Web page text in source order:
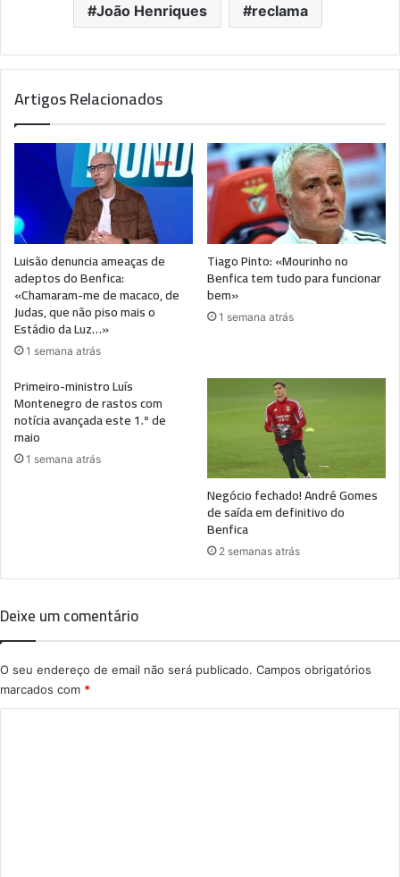
João Henriques reclama
Artigos Relacionados
Luisão denuncia ameaças de
adeptos do Benfica:
«Chamaram-me de macaco, de
Judas, que não piso mais o
Estádio da Luz…»
1 semana atrás
Tiago Pinto: «Mourinho no
Benfica tem tudo para funcionar
bem»
1 semana atrás
Primeiro-ministro Luís
Montenegro de rastos com
notícia avançada este 1.º de
maio
1 semana atrás
Negócio fechado! André Gomes
de saída em definitivo do
Benfica
2 semanas atrás
Deixe um comentário
O seu endereço de email não será publicado. Campos obrigatórios
marcados com *